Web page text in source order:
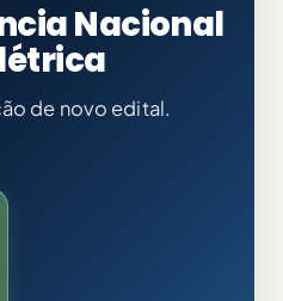
Nacional
de novo edital.